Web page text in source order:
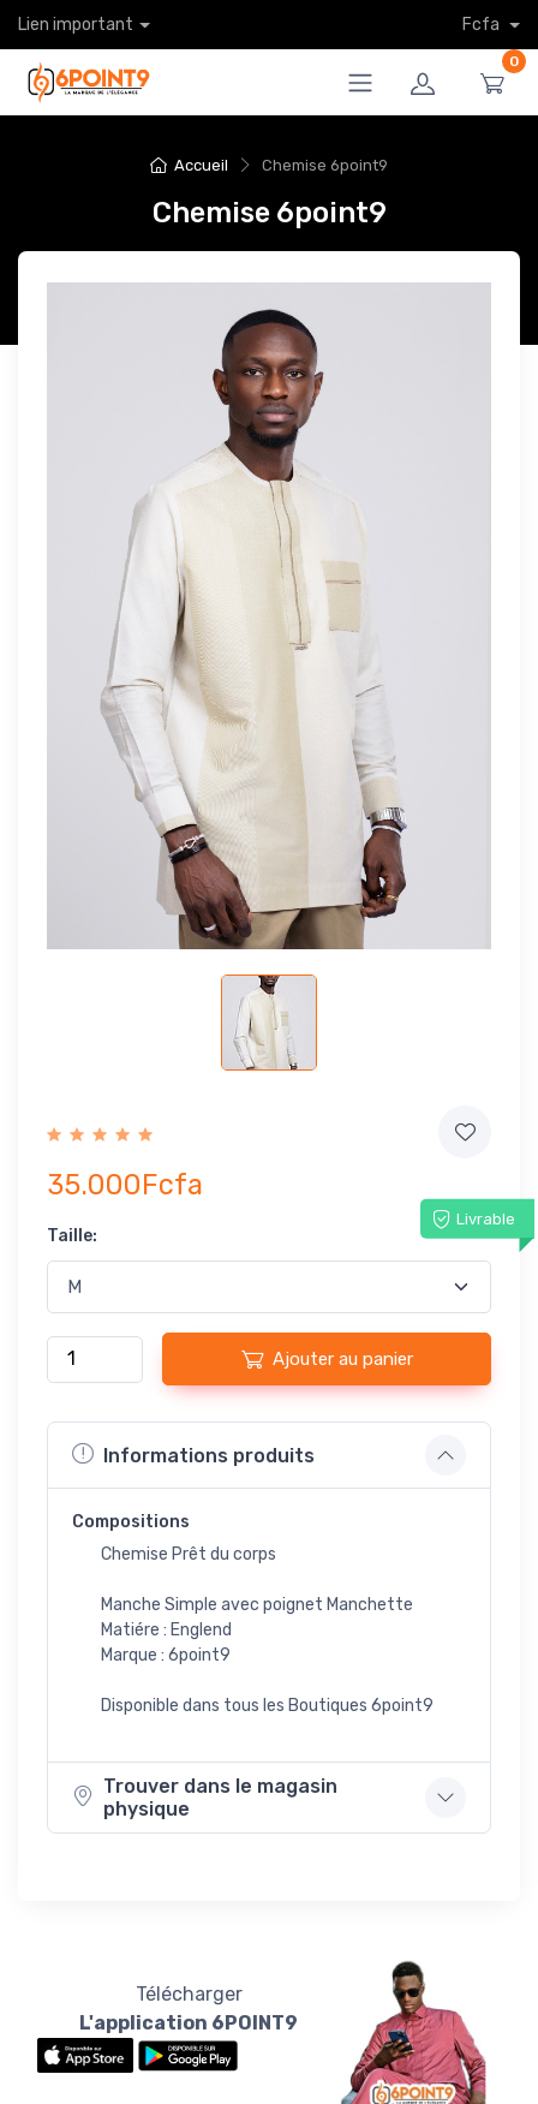
Lien important Fcfa
0
Accueil Chemise 6point9
Chemise 6point9
35.000Fcfa
Livrable
Taille:
Ajouter au panier
Informations produits
Compositions
Chemise Prêt du corps
Manche Simple avec poignet Manchette
Matiére : Englend
Marque : 6point9
Disponible dans tous les Boutiques 6point9
Trouver dans le magasin
physique
Télécharger
L'application 6POINT9